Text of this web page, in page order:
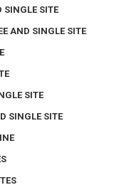
SINGLE SITE
AND SINGLE SITE
SITE
SINGLE SITE